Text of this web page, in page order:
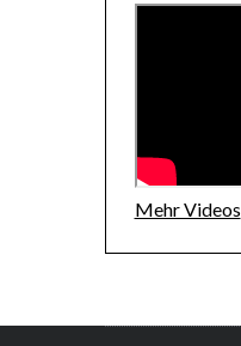
Mehr Videos